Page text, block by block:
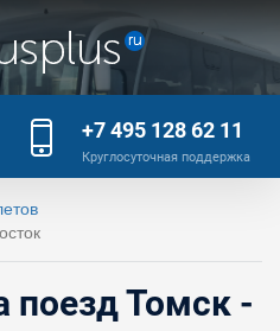
+7 495 128 62 11
Круглосуточная поддержка
Томск -